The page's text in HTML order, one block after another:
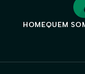
HOMEQUEM